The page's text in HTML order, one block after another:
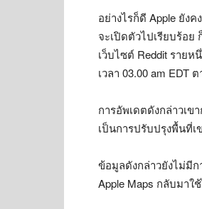
อย่างไรก็ดี Apple ยัง
จะเปิดตัวไปเรียบร้อ
เว็บไซต์ Reddit ราย
เวลา 03.00 am EDT
การอัพเดตดังกล่าวเข
เป็นการปรับปรุงพื้นที่
ข้อมูลดังกล่าวยังไม่มีก
Apple Maps กลับมาใ